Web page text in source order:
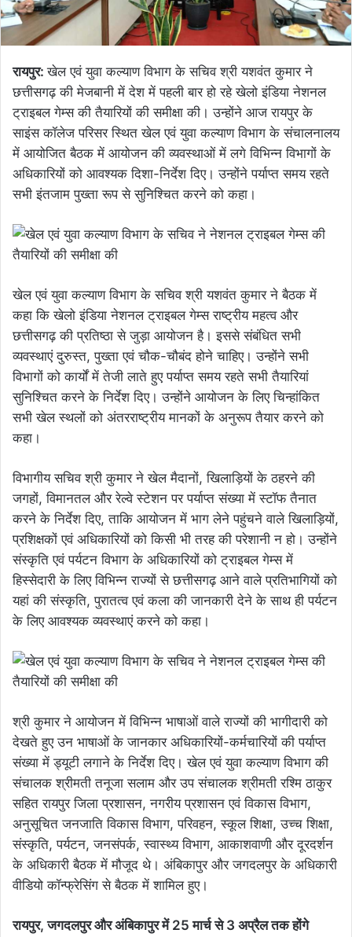
रायपुर:खेल एवं युवा कल्याण विभाग के सचिव श्री यशवंत कुमार ने
छत्तीसगढ़ की मेजबानी में देश में पहली बार हो रहे खेलो इंडिया नेशनल
ट्राइबल गेम्स की तैयारियों की समीक्षा की। उन्होंने आज रायपुर के
साइंस कॉलेज परिसर स्थित खेल एवं युवा कल्याण विभाग के संचालनालय
में आयोजित बैठक में आयोजन की व्यवस्थाओं में लगे विभिन्न विभागों के
अधिकारियों को आवश्यक दिशा-निर्देश दिए। उन्होंने पर्याप्त समय रहते
सभी इंतजाम पुख्ता रूप से सुनिश्चित करने को कहा।
खेल एवं युवा कल्याण विभाग के सचिव श्री यशवंत कुमार ने बैठक में
कहा कि खेलो इंडिया नेशनल ट्राइबल गेम्स राष्ट्रीय महत्व और
छत्तीसगढ़ की प्रतिष्ठा से जुड़ा आयोजन है। इससे संबंधित सभी
व्यवस्थाएं दुरुस्त, पुख्ता एवं चौक-चौबंद होने चाहिए। उन्होंने सभी
विभागों को कार्यों में तेजी लाते हुए पर्याप्त समय रहते सभी तैयारियां
सुनिश्चित करने के निर्देश दिए। उन्होंने आयोजन के लिए चिन्हांकित
सभी खेल स्थलों को अंतरराष्ट्रीय मानकों के अनुरूप तैयार करने को
कहा।
विभागीय सचिव श्री कुमार ने खेल मैदानों, खिलाड़ियों के ठहरने की
जगहों, विमानतल और रेल्वे स्टेशन पर पर्याप्त संख्या में स्टॉफ तैनात
करने के निर्देश दिए, ताकि आयोजन में भाग लेने पहुंचने वाले खिलाड़ियों,
प्रशिक्षकों एवं अधिकारियों को किसी भी तरह की परेशानी न हो। उन्होंने
संस्कृति एवं पर्यटन विभाग के अधिकारियों को ट्राइबल गेम्स में
हिस्सेदारी के लिए विभिन्न राज्यों से छत्तीसगढ़ आने वाले प्रतिभागियों को
यहां की संस्कृति, पुरातत्व एवं कला की जानकारी देने के साथ ही पर्यटन
के लिए आवश्यक व्यवस्थाएं करने को कहा।
श्री कुमार ने आयोजन में विभिन्न भाषाओं वाले राज्यों की भागीदारी को
देखते हुए उन भाषाओं के जानकार अधिकारियों-कर्मचारियों की पर्याप्त
संख्या में ड्यूटी लगाने के निर्देश दिए। खेल एवं युवा कल्याण विभाग की
संचालक श्रीमती तनूजा सलाम और उप संचालक श्रीमती रश्मि ठाकुर
सहित रायपुर जिला प्रशासन, नगरीय प्रशासन एवं विकास विभाग,
अनुसूचित जनजाति विकास विभाग, परिवहन, स्कूल शिक्षा, उच्च शिक्षा,
संस्कृति, पर्यटन, जनसंपर्क, स्वास्थ्य विभाग, आकाशवाणी और दूरदर्शन
के अधिकारी बैठक में मौजूद थे। अंबिकापुर और जगदलपुर के अधिकारी
वीडियो कॉन्फ्रेसिंग से बैठक में शामिल हुए।
रायपुर, जगदलपुर और अंबिकापुर में 25 मार्च से 3 अप्रैल तक होंगे